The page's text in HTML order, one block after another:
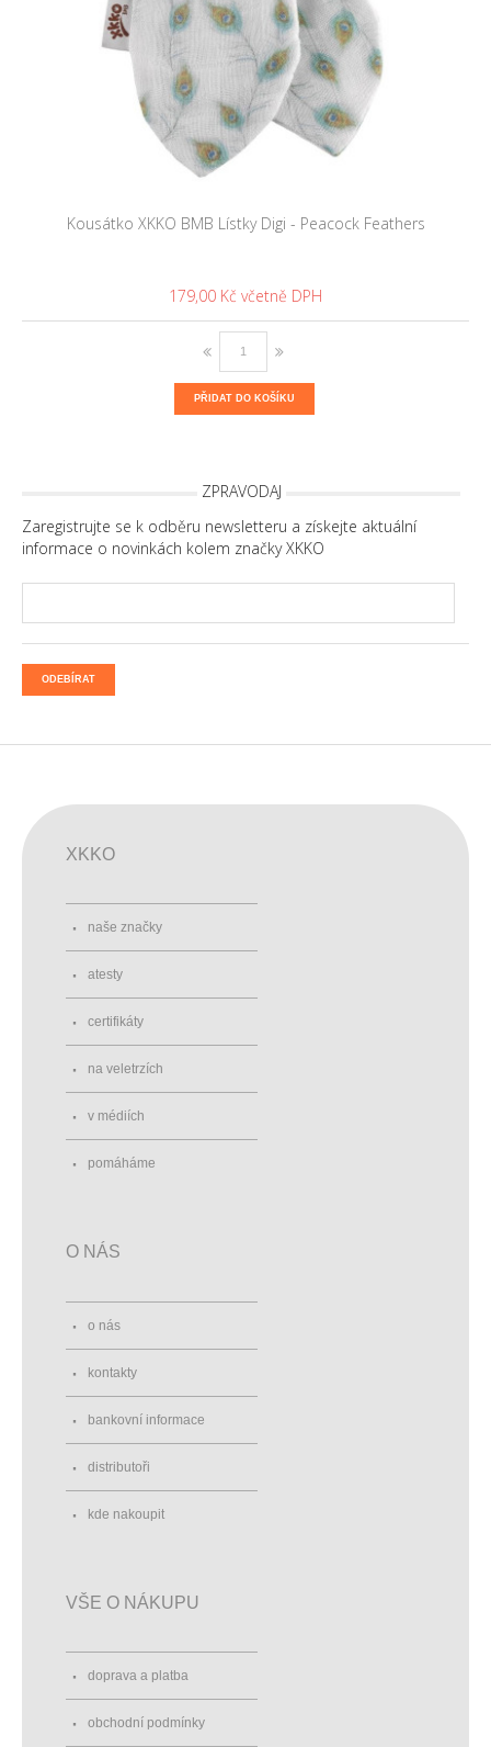
Kousátko XKKO BMB Lístky Digi - Peacock Feathers
179,00 Kč
PŘIDAT DO KOŠÍKU
ZPRAVODAJ
Zaregistrujte se k odběru newsletteru a získejte aktuální
informace o novinkách kolem značky XKKO
ODEBÍRAT
XKKO
naše značky
atesty
certifikáty
na veletrzích
v médiích
pomáháme
O NÁS
o nás
kontakty
bankovní informace
distributoři
kde nakoupit
VŠE O NÁKUPU
doprava a platba
obchodní podmínky